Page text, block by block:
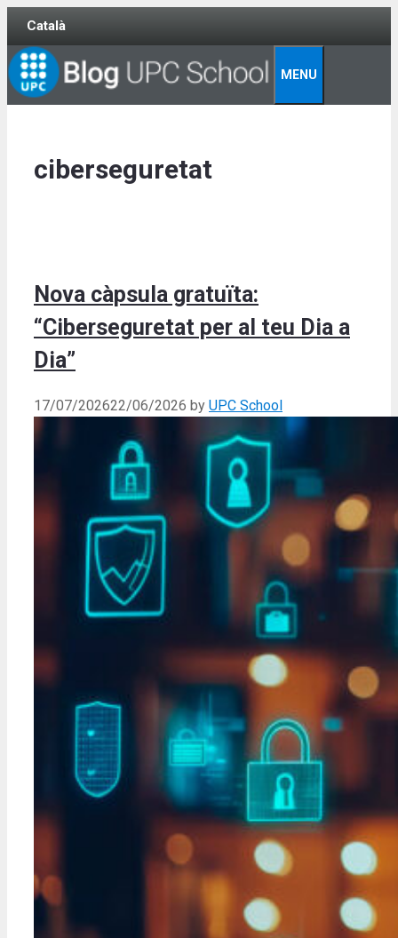
Skip
content
Català
MENU
ciberseguretat
Nova càpsula gratuïta:
“Ciberseguretat per al teu Dia a
Dia”
17/07/202622/06/2026 by UPC School